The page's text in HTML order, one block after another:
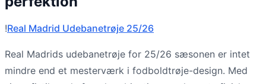
!Real Madrid Udebanetrøje 25/26
Real Madrids udebanetrøje for 25/26 sæsonen er intet
mindre end et mesterværk i fodboldtrøje-design. Med